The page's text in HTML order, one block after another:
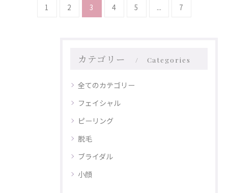
1 2 3 4 5 ... 7
カテゴリー Categories
全てのカテゴリー
フェイシャル
ピーリング
脱毛
ブライダル
小顔